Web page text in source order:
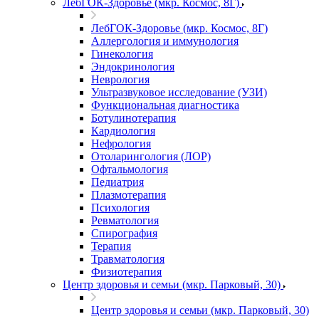
ЛебГОК-Здоровье (мкр. Космос, 8Г)
ЛебГОК-Здоровье (мкр. Космос, 8Г)
Аллергология и иммунология
Гинекология
Эндокринология
Неврология
Ультразвуковое исследование (УЗИ)
Функциональная диагностика
Ботулинотерапия
Кардиология
Нефрология
Отоларингология (ЛОР)
Офтальмология
Педиатрия
Плазмотерапия
Психология
Ревматология
Спирография
Терапия
Травматология
Физиотерапия
Центр здоровья и семьи (мкр. Парковый, 30)
Центр здоровья и семьи (мкр. Парковый, 30)